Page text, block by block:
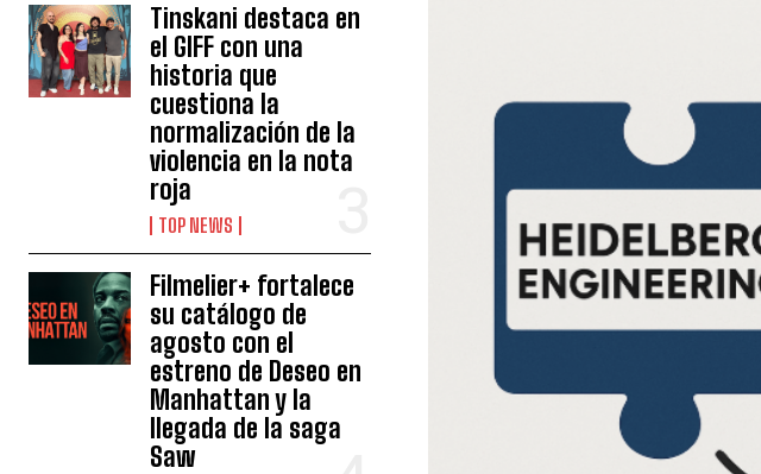
Tinskani destaca en
el GIFF con una
historia que
cuestiona la
normalización de la
violencia en la nota
roja
TOP NEWS
Filmelier+ fortalece
su catálogo de
agosto con el
estreno de Deseo en
Manhattan y la
llegada de la saga
Saw